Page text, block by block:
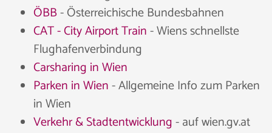
ÖBB- Österreichische Bundesbahnen
CAT - City Airport Train- Wiens schnellste
Flughafenverbindung
Carsharing in Wien
Parken in Wien- Allgemeine Info zum Parken
in Wien
Verkehr & Stadtentwicklung- auf wien.gv.at